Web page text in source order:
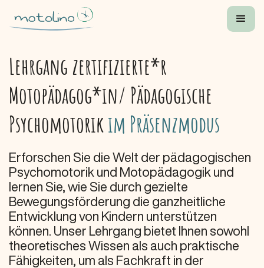
Lehrgang zertifizierte*r
Motopädagog*in/ Pädagogische
Psychomotorikim Präsenzmodus
Erforschen Sie die Welt der pädagogischen
Psychomotorik und Motopädagogik und
lernen Sie, wie Sie durch gezielte
Bewegungsförderung die ganzheitliche
Entwicklung von Kindern unterstützen
können. Unser Lehrgang bietet Ihnen sowohl
theoretisches Wissen als auch praktische
Fähigkeiten, um als Fachkraft in der